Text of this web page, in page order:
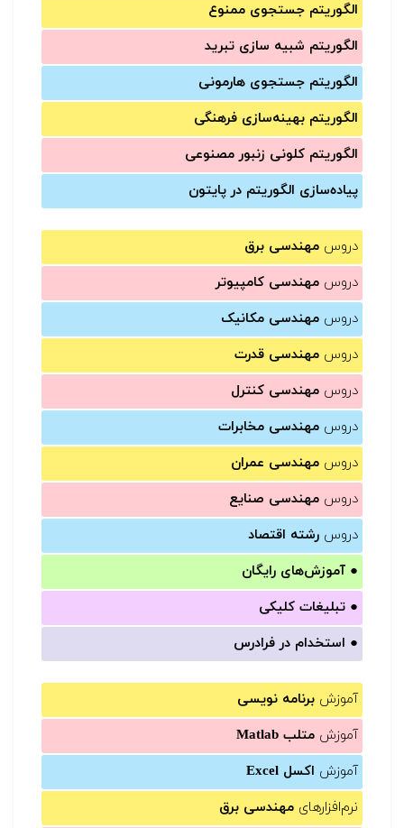
الگوریتم جستجوی ممنوع
الگوریتم شبیه سازی تبرید
الگوریتم جستجوی هارمونی
الگوریتم بهینه‌سازی فرهنگی
الگوریتم کلونی زنبور مصنوعی
پیاده‌سازی الگوریتم در پایتون
دروس مهندسی برق
دروس مهندسی کامپیوتر
دروس مهندسی مکانیک
دروس مهندسی قدرت
دروس مهندسی کنترل
دروس مهندسی مخابرات
دروس مهندسی عمران
دروس مهندسی صنایع
دروس رشته اقتصاد
● آموزش‌های رایگان
● تبلیغات کلیکی
● استخدام در فرادرس
آموزش برنامه نویسی
آموزش متلب Matlab
آموزش اکسل Excel
نرم‌افزارهای مهندسی برق